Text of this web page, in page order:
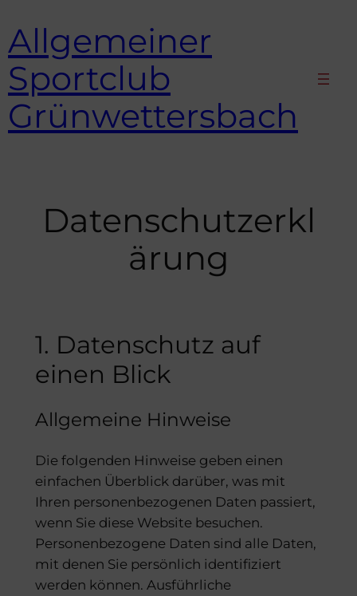
Inhalt
springen
Allgemeiner
Sportclub
Grünwettersbach
Datenschutzerkl
ärung
1. Datenschutz auf
einen Blick
Allgemeine Hinweise
Die folgenden Hinweise geben einen
einfachen Überblick darüber, was mit
Ihren personenbezogenen Daten passiert,
wenn Sie diese Website besuchen.
Personenbezogene Daten sind alle Daten,
mit denen Sie persönlich identifiziert
werden können. Ausführliche